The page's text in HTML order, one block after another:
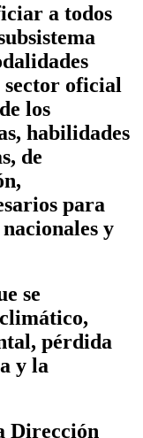
a todos
oficial
los
habilidades
de
para
y
se
pérdida
y la
Dirección